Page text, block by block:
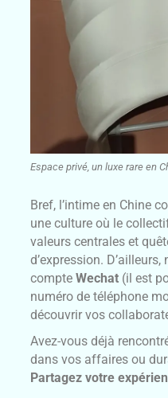
Espace privé, un luxe rare en
Bref, l’intime en Chine
une culture où le
valeurs centrales et
d’expression. D’ailleurs,
compteWechat (il est
numéro de téléphone
découvrir vos
Avez-vous déjà
dans vos affaires ou
Partagez votre